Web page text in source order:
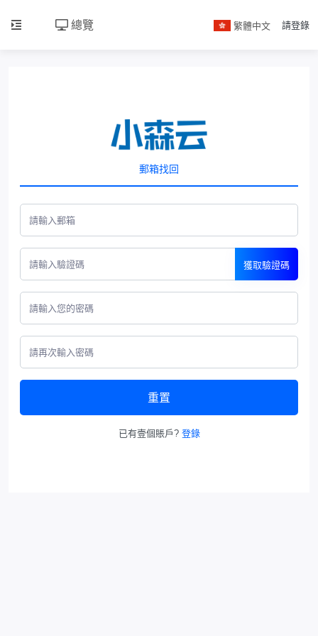
總覽 繁體中文 請登錄
郵箱找回
獲取驗證碼
重置
已有壹個賬戶? 登錄